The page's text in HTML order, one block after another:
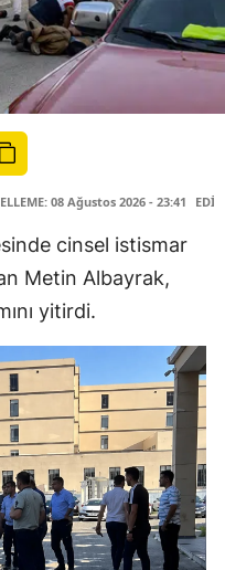
08 Ağustos 2026 - 23:41
cinsel istismar
Metin Albayrak,
yitirdi.